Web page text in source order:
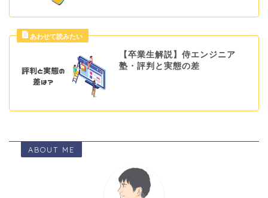
【卒業生解説】侍エンジニア
塾・評判と実態の差
ABOUT ME